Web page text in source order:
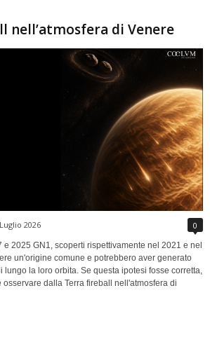
nell’atmosfera di Venere
2026 0
e 2025 GN1, scoperti rispettivamente nel 2021 e nel
un'origine comune e potrebbero aver generato
la loro orbita. Se questa ipotesi fosse corretta,
dalla Terra fireball nell'atmosfera di